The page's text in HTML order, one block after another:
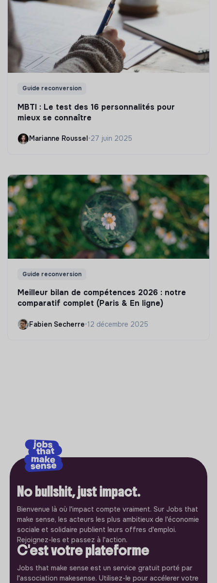
Guide reconversion
MBTI : Le test des 16 personnalités pour
mieux se connaître
Marianne Roussel•27 juin 2025
Guide reconversion
Meilleur bilan de compétences 2026 : notre
comparatif complet (Paris & En ligne)
Fabien Secherre•12 décembre 2025
No bullshit, just impact.
Bienvenue là où l'impact compte vraiment. Sur Jobs that
make sense, les acteurs les plus ambitieux de l'économie
sociale et solidaire publient leurs offres d'emploi.
Rejoignez-les et passez à l'action.
C'est votre plateforme
Jobs that make sense est un service gratuit porté par
l'association makesense. Utilisez-le pour accélerer votre